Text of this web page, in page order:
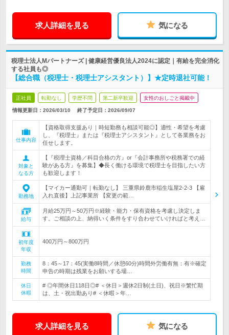
求人詳細を見る 気になる
税理士法人Mパートナーズ | 健康経営優良法人2024に認定｜有給を完全消化
する社員も◎
【総合職（税理士・税理士アシスタント）】★定時退社可能！
正社員 転勤なし 学歴不問 第二新卒歓迎 女性のおしごと掲載中
情報更新日：2026/03/10 終了予定日： 2026/09/07
仕事内容
【資格取得支援あり｜時短勤務も相談可能◎】適性・希望を考慮
し、『税理士』または『税理士アシスタント』として各業務をお
任せします。
対象と
なる方
【『税理士資格／科目合格の方』or『会計事務所や税務署での経
験がある方』を募集】◆長く働ける環境で税理士を目指したい方
も歓迎します！
勤務地
【マイカー通勤可｜転勤なし】 三重県鈴鹿市稲生塩屋2-2-3 【雇
入れ直後】上記事業所 【変更の範…
給与
月給25万円～50万円※経験・能力・保有資格を考慮し決定しま
す。ご相談の上、納得いく条件をすり合わせていければと考え…
初年度
年収
400万円～800万円
勤務
時間
8：45～17：45(実働8時間／休憩60分)時間外労働有無：有※確定
申告の時期は残業をお願いする場…
休日
休暇
# ◎年間休日118日◎# ＜休日＞週休2日制(土日)、祝日※繁忙期
は、土・祝出勤あり# ＜休暇＞年…
求人詳細を見る 気になる